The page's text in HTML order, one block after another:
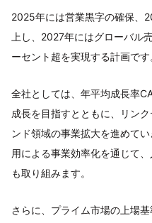
2025年には営業黒字の確保、
上し、2027年にはグローバル
ーセント超を実現する計画です
全社としては、年平均成長率
成長を目指すとともに、リン
ンド領域の事業拡大を進めて
用による事業効率化を通じて
も取り組みます。
さらに、プライム市場の上場